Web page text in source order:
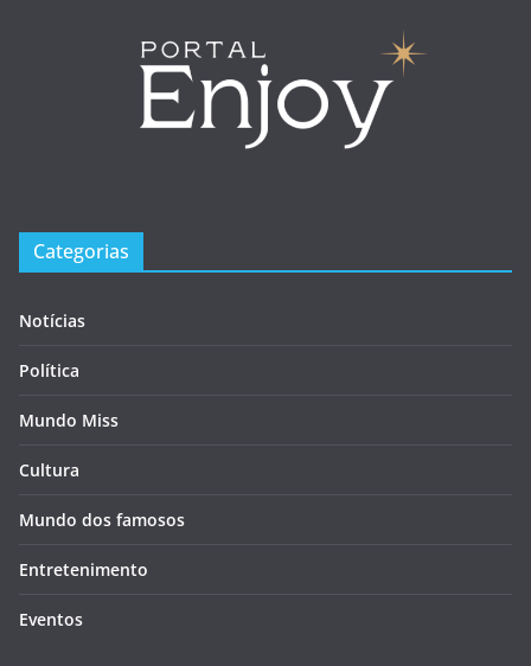
Categorias
Notícias
Política
Mundo Miss
Cultura
Mundo dos famosos
Entretenimento
Eventos